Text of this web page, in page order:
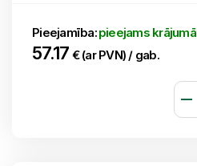
Pieejamība:pieejams krājumā
57.17 € (ar PVN) / gab.